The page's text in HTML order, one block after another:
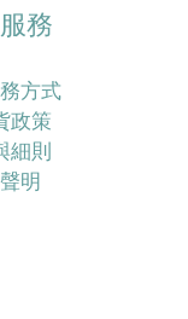
務
方式
政策
細則
明